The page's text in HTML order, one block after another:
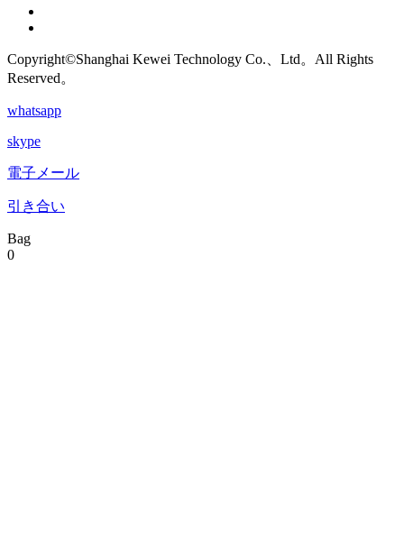
Copyright©Shanghai Kewei Technology Co.、Ltd。All Rights
Reserved。
whatsapp
skype
電子メール
引き合い
Bag
0